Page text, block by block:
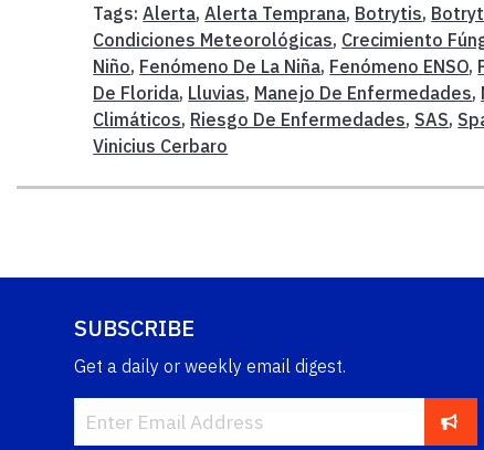
Tags:Alerta,Alerta Temprana, Botrytis,
Condiciones Meteorológicas, Crecimiento
Niño, Fenómeno De La Niña, Fenómeno ENSO,
De Florida, Lluvias, Manejo De Enfermedades,
Climáticos, Riesgo De Enfermedades, SAS,
Vinicius Cerbaro
SUBSCRIBE
Get a daily or weekly email digest.